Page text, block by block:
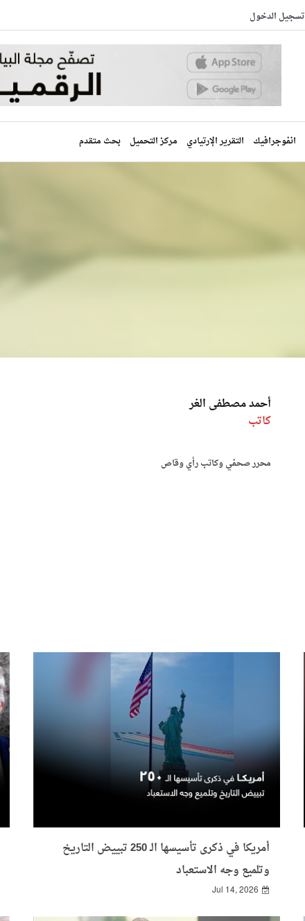
تسجيل الدخول
انفوجرافيك التقرير الإرتيادي مركز التحميل بحث متقدم
أحمد مصطفى الغر
كاتب
محرر صحفي وكاتب رأي وقاص
أمريكا في ذكرى تأسيسها الـ 250 تبييض التاريخ
وتلميع وجه الاستعباد
Jul 14, 2026